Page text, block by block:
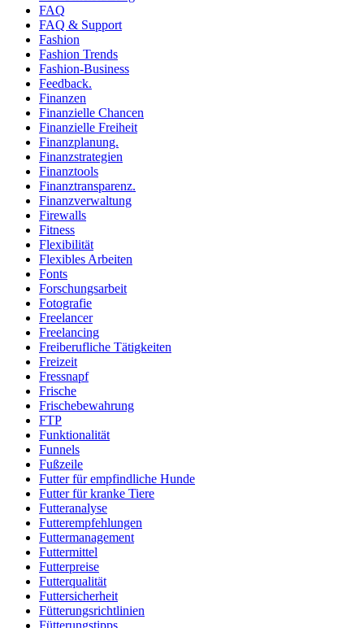
FAQ
FAQ & Support
Fashion
Fashion Trends
Fashion-Business
Feedback.
Finanzen
Finanzielle Chancen
Finanzielle Freiheit
Finanzplanung.
Finanzstrategien
Finanztools
Finanztransparenz.
Finanzverwaltung
Firewalls
Fitness
Flexibilität
Flexibles Arbeiten
Fonts
Forschungsarbeit
Fotografie
Freelancer
Freelancing
Freiberufliche Tätigkeiten
Freizeit
Fressnapf
Frische
Frischebewahrung
FTP
Funktionalität
Funnels
Fußzeile
Futter für empfindliche Hunde
Futter für kranke Tiere
Futteranalyse
Futterempfehlungen
Futtermanagement
Futtermittel
Futterpreise
Futterqualität
Futtersicherheit
Fütterungsrichtlinien
Fütterungstipps